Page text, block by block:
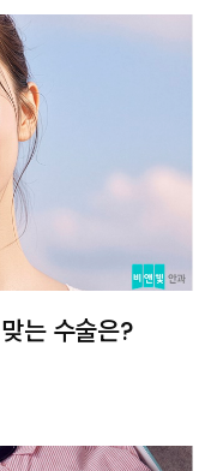
는 수술은?